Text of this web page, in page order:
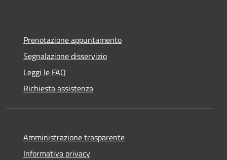
Prenotazione appuntamento
Segnalazione disservizio
Leggi le FAQ
Richiesta assistenza
Amministrazione trasparente
Informativa privacy